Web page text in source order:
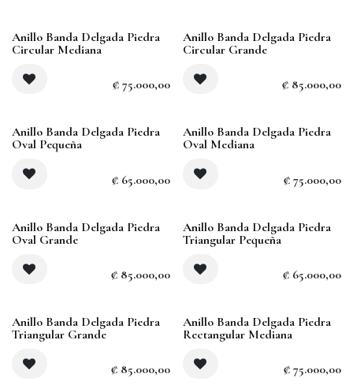
Anillo Banda Delgada Piedra
Circular Mediana
₡ 75.000,00
Anillo Banda Delgada Piedra
Circular Grande
₡ 85.000,00
Anillo Banda Delgada Piedra
Oval Pequeña
₡ 65.000,00
Anillo Banda Delgada Piedra
Oval Mediana
₡ 75.000,00
Anillo Banda Delgada Piedra
Oval Grande
₡ 85.000,00
Anillo Banda Delgada Piedra
Triangular Pequeña
₡ 65.000,00
Anillo Banda Delgada Piedra
Triangular Grande
₡ 85.000,00
Anillo Banda Delgada Piedra
Rectangular Mediana
₡ 75.000,00